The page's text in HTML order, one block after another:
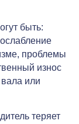
быть:
проблемы
износ
вала или
теряет